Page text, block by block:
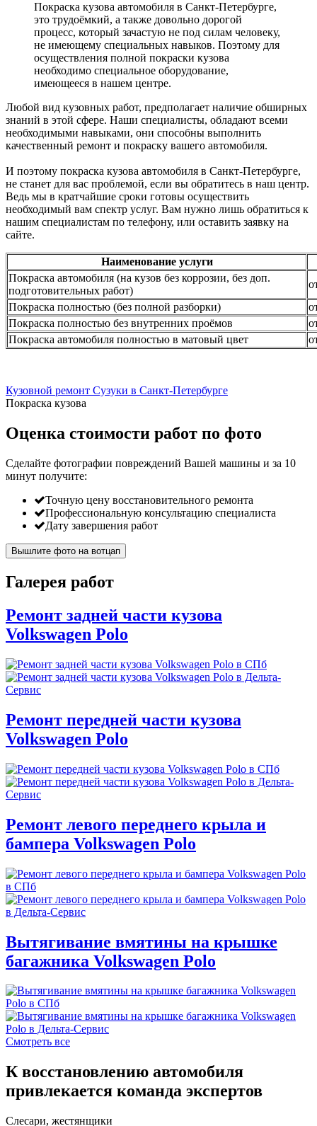
Покраска кузова автомобиля в Санкт-Петербурге,
это трудоёмкий, а также довольно дорогой
процесс, который зачастую не под силам человеку,
не имеющему специальных навыков. Поэтому для
осуществления полной покраски кузова
необходимо специальное оборудование,
имеющееся в нашем центре.
Любой вид кузовных работ, предполагает наличие обширных
знаний в этой сфере. Наши специалисты, обладают всеми
необходимыми навыками, они способны выполнить
качественный ремонт и покраску вашего автомобиля.
И поэтому покраска кузова автомобиля в Санкт-Петербурге,
не станет для вас проблемой, если вы обратитесь в наш центр.
Ведь мы в кратчайшие сроки готовы осуществить
необходимый вам спектр услуг. Вам нужно лишь обратиться к
нашим специалистам по телефону, или оставить заявку на
сайте.
Наименование услуги
Покраска автомобиля (на кузов без коррозии, без доп.
подготовительных работ)
Покраска полностью (без полной разборки)
Покраска полностью без внутренних проёмов
Покраска автомобиля полностью в матовый цвет
Кузовной ремонт Сузуки в Санкт-Петербурге
Покраска кузова
Оценка стоимости работ по фото
Сделайте фотографии повреждений Вашей машины и за 10
минут получите:
Точную цену восстановительного ремонта
Профессиональную консультацию специалиста
Дату завершения работ
Вышлите фото на вотцап
Галерея работ
Ремонт задней части кузова
Volkswagen Polo
Ремонт передней части кузова
Volkswagen Polo
Ремонт левого переднего крыла и
бампера Volkswagen Polo
Вытягивание вмятины на крышке
багажника Volkswagen Polo
Смотреть все
К восстановлению автомобиля
привлекается команда экспертов
Слесари, жестянщики